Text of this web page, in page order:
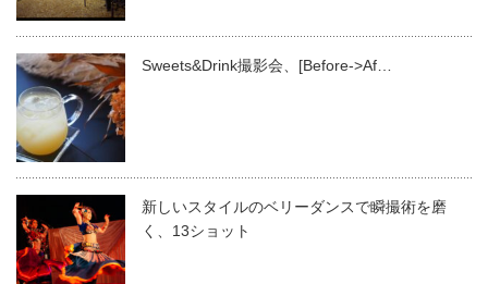
Sweets&Drink撮影会、[Before->Af…
新しいスタイルのベリーダンスで瞬撮術を磨
く、13ショット